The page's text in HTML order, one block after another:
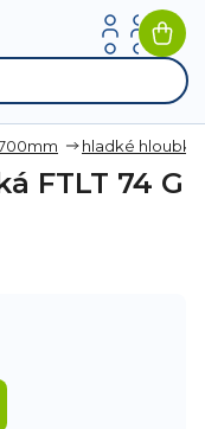
hladké
FTLT 74 G